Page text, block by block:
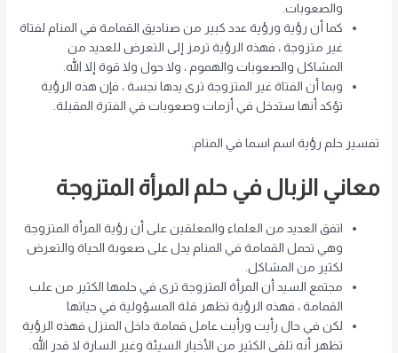
والصعوبات.
كما أن رؤية ورؤية عدد كبير من صناديق القمامة في المنام لفتاة
غير متزوجة ، فهذه الرؤية ترمز إلى التعرض للعديد من
المشاكل والصعوبات والهموم ، ولا حول ولا قوة إلا الله.
وبما أن الفتاة غير المتزوجة ترى يدها نجسة ، فإن هذه الرؤية
تؤكد أنها ستدخل في أزمات وصعوبات في الفترة المقبلة.
تفسير حلم رؤية اسم اسما في المنام.
معاني الزبال في حلم المرأة المتزوجة
اتفق العديد من العلماء والمعلقين على أن رؤية المرأة المتزوجة
وهي تحمل القمامة في المنام يدل على صعوبة الحياة والتعرض
لكثير من المشاكل.
مجتمع السيد أن المرأة المتزوجة ترى في حلمها الكثير من علب
القمامة ، فهذه الرؤية تظهر قلة المسؤولية في حياتها
لكن في حال رأيت ورأيت عامل قمامة داخل المنزل فهذه الرؤية
تظهر أنه تلقى الكثير من الأخبار السيئة وغير السارة لا قدر الله.